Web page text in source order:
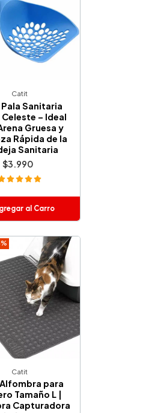
Catit
Sanitaria
– Ideal
Gruesa y
Rápida de la
Sanitaria
$3.990
al Carro
Catit
para
Tamaño L |
Capturadora